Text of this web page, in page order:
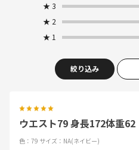
★ 3
★ 2
★ 1
絞り込み
ウエスト79 身長172体重62
色：79 サイズ：NA(ネイビー)